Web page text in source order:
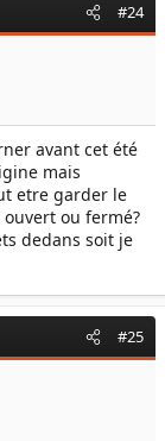
#24
avant cet été
mais
etre garder le
ou fermé?
dedans soit je
#25